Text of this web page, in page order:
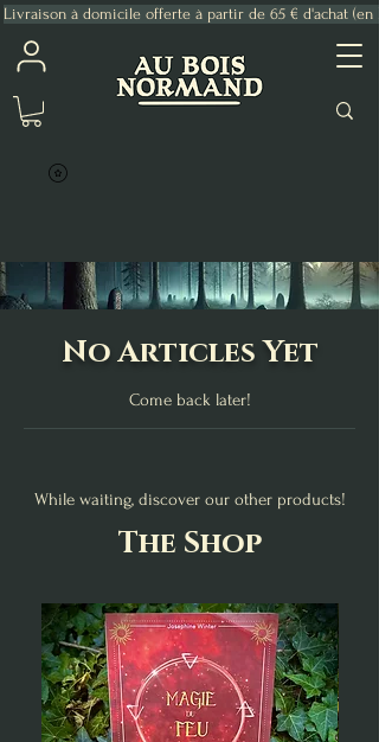
Livraison à domicile offerte à partir de 65 € d'achat (en
No Articles Yet
Come back later!
While waiting, discover our other products!
The Shop